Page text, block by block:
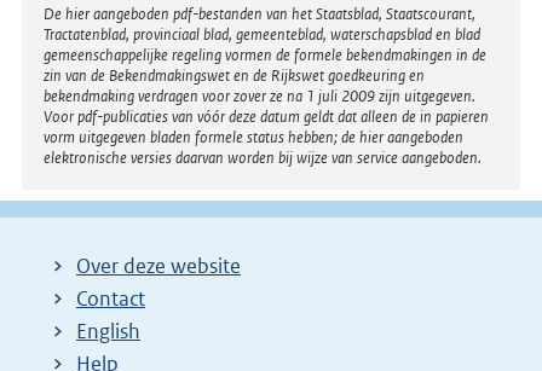
Disclaimer
De hier aangeboden pdf-bestanden van het Staatsblad, Staatscourant,
Tractatenblad, provinciaal blad, gemeenteblad, waterschapsblad en blad
gemeenschappelijke regeling vormen de formele bekendmakingen in de
zin van de Bekendmakingswet en de Rijkswet goedkeuring en
bekendmaking verdragen voor zover ze na 1 juli 2009 zijn uitgegeven.
Voor pdf-publicaties van vóór deze datum geldt dat alleen de in papieren
vorm uitgegeven bladen formele status hebben; de hier aangeboden
elektronische versies daarvan worden bij wijze van service aangeboden.
Over deze website
Contact
English
Help